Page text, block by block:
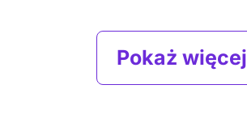
Pokaż więcej